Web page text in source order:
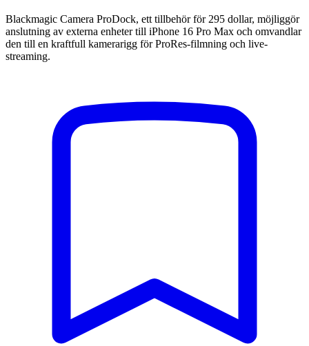
Blackmagic Camera ProDock, ett tillbehör för 295 dollar, möjliggör
anslutning av externa enheter till iPhone 16 Pro Max och omvandlar
den till en kraftfull kamerarigg för ProRes-filmning och live-
streaming.